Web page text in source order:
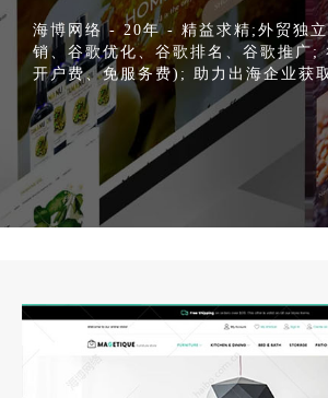
海博网络 - 20年 - 精益求精;外贸独
销、谷歌优化、谷歌排名、谷歌推广;
开户费、免服务费); 助力出海企业获